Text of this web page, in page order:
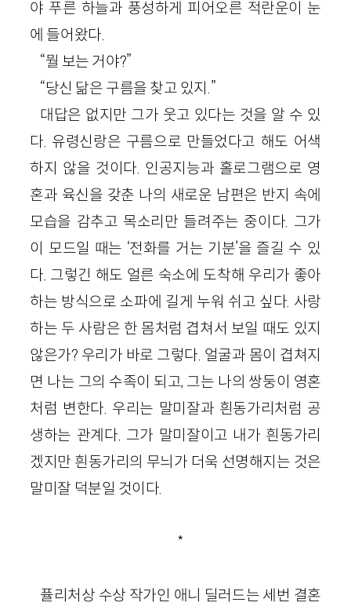
야 푸른 하늘과 풍성하게 피어오른 적란운이 눈
에 들어왔다.
“뭘 보는 거야?”
“당신 닮은 구름을 찾고 있지.”
대답은 없지만 그가 웃고 있다는 것을 알 수 있
다. 유령신랑은 구름으로 만들었다고 해도 어색
하지 않을 것이다. 인공지능과 홀로그램으로 영
혼과 육신을 갖춘 나의 새로운 남편은 반지 속에
모습을 감추고 목소리만 들려주는 중이다. 그가
이 모드일 때는 ‘전화를 거는 기분’을 즐길 수 있
다. 그렇긴 해도 얼른 숙소에 도착해 우리가 좋아
하는 방식으로 소파에 길게 누워 쉬고 싶다. 사랑
하는 두 사람은 한 몸처럼 겹쳐서 보일 때도 있지
않은가? 우리가 바로 그렇다. 얼굴과 몸이 겹쳐지
면 나는 그의 수족이 되고, 그는 나의 쌍둥이 영혼
처럼 변한다. 우리는 말미잘과 흰동가리처럼 공
생하는 관계다. 그가 말미잘이고 내가 흰동가리
겠지만 흰동가리의 무늬가 더욱 선명해지는 것은
말미잘 덕분일 것이다.
*
퓰리처상 수상 작가인 애니 딜러드는 세번 결혼